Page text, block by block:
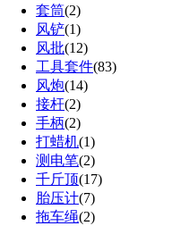
套筒(2)
风铲(1)
风批(12)
工具套件(83)
风炮(14)
接杆(2)
手柄(2)
打蜡机(1)
测电笔(2)
千斤顶(17)
胎压计(7)
拖车绳(2)